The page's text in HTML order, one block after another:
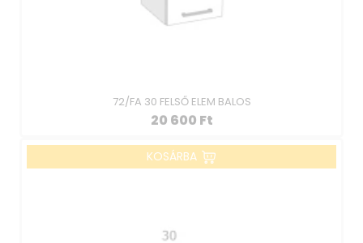
72/FA 30 FELSŐ ELEM BALOS
20 600 Ft
KOSÁRBA